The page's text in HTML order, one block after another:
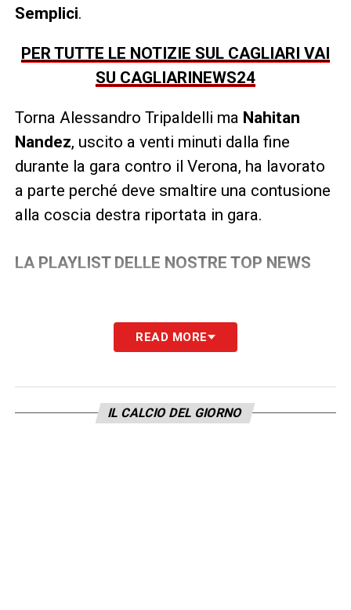
Semplici.
PER TUTTE LE NOTIZIE SUL CAGLIARI VAI
SU CAGLIARINEWS24
Torna Alessandro Tripaldelli ma Nahitan
Nandez, uscito a venti minuti dalla fine
durante la gara contro il Verona, ha lavorato
a parte perché deve smaltire una contusione
alla coscia destra riportata in gara.
LA PLAYLIST DELLE NOSTRE TOP NEWS
READ MORE
IL CALCIO DEL GIORNO